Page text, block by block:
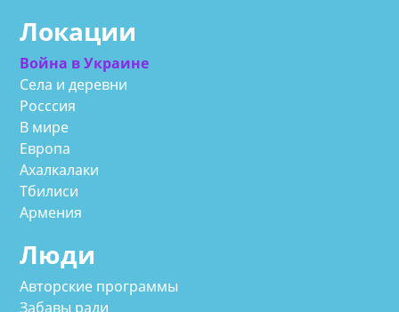
Локации
Война в Украине
Села и деревни
Росссия
В мире
Европа
Ахалкалаки
Тбилиси
Армения
Люди
Авторские программы
Забавы ради